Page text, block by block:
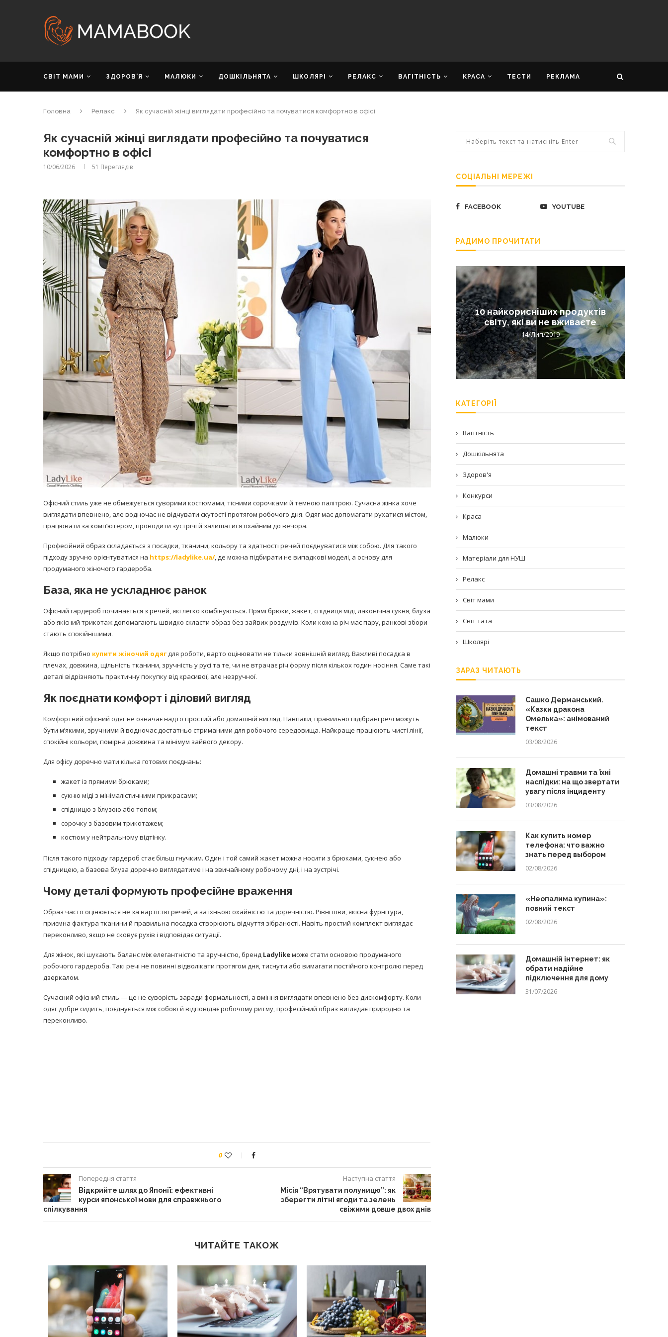
СВІТ МАМИ ЗДОРОВ’Я МАЛЮКИ ДОШКІЛЬНЯТА ШКОЛЯРІ РЕЛАКС ВАГІТНІСТЬ КРАСА ТЕСТИ РЕКЛАМА
Головна Релакс Як сучасній жінці виглядати професійно та почуватися комфортно в офісі
Як сучасній жінці виглядати професійно та почуватися
комфортно в офісі
10/06/2026 51 Переглядів
Офісний стиль уже не обмежується суворими костюмами, тісними сорочками й темною палітрою. Сучасна жінка хоче
виглядати впевнено, але водночас не відчувати скутості протягом робочого дня. Одяг має допомагати рухатися містом,
працювати за комп’ютером, проводити зустрічі й залишатися охайним до вечора.
Професійний образ складається з посадки, тканини, кольору та здатності речей поєднуватися між собою. Для такого
підходу зручно орієнтуватися на https://ladylike.ua/, де можна підбирати не випадкові моделі, а основу для
продуманого жіночого гардероба.
База, яка не ускладнює ранок
Офісний гардероб починається з речей, які легко комбінуються. Прямі брюки, жакет, спідниця міді, лаконічна сукня, блуза
або якісний трикотаж допомагають швидко скласти образ без зайвих роздумів. Коли кожна річ має пару, ранкові збори
стають спокійнішими.
Якщо потрібно купити жіночий одягдля роботи, варто оцінювати не тільки зовнішній вигляд. Важливі посадка в
плечах, довжина, щільність тканини, зручність у русі та те, чи не втрачає річ форму після кількох годин носіння. Саме такі
деталі відрізняють практичну покупку від красивої, але незручної.
Як поєднати комфорт і діловий вигляд
Комфортний офісний одяг не означає надто простий або домашній вигляд. Навпаки, правильно підібрані речі можуть
бути м’якими, зручними й водночас достатньо стриманими для робочого середовища. Найкраще працюють чисті лінії,
спокійні кольори, помірна довжина та мінімум зайвого декору.
Для офісу доречно мати кілька готових поєднань:
жакет із прямими брюками;
сукню міді з мінімалістичними прикрасами;
спідницю з блузою або топом;
сорочку з базовим трикотажем;
костюм у нейтральному відтінку.
Після такого підходу гардероб стає більш гнучким. Один і той самий жакет можна носити з брюками, сукнею або
спідницею, а базова блуза доречно виглядатиме і на звичайному робочому дні, і на зустрічі.
Чому деталі формують професійне враження
Образ часто оцінюється не за вартістю речей, а за їхньою охайністю та доречністю. Рівні шви, якісна фурнітура,
приємна фактура тканини й правильна посадка створюють відчуття зібраності. Навіть простий комплект виглядає
переконливо, якщо не сковує рухів і відповідає ситуації.
Для жінок, які шукають баланс між елегантністю та зручністю, бренд Ladylikeможе стати основою продуманого
робочого гардероба. Такі речі не повинні відволікати протягом дня, тиснути або вимагати постійного контролю перед
дзеркалом.
Сучасний офісний стиль — це не суворість заради формальності, а вміння виглядати впевнено без дискомфорту. Коли
одяг добре сидить, поєднується між собою й відповідає робочому ритму, професійний образ виглядає природно та
переконливо.
0
Попередня стаття
Відкрийте шлях до Японії: ефективні
курси японської мови для справжнього
спілкування
Наступна стаття
Місія “Врятувати полуницю”: як
зберегти літні ягоди та зелень
свіжими довше двох днів
ЧИТАЙТЕ ТАКОЖ
СОЦІАЛЬНІ МЕРЕЖІ
FACEBOOK YOUTUBE
РАДИМО ПРОЧИТАТИ
принимать
никакого кипятка
Лікарі назвали симптоми
коронавірусу в дітей
14/Бер/2020
Попробуйте рецепт
легендарного супа доктора
Моро, который без...
08/Січ/2021
10 найкорисніших продуктів
світу, які ви не вживаєте
14/Лип/2019
КАТЕГОРІЇ
Вагітність
Дошкільнята
Здоров'я
Конкурси
Краса
Малюки
Матеріали для НУШ
Релакс
Світ мами
Світ тата
Школярі
ЗАРАЗ ЧИТАЮТЬ
Сашко Дерманський.
«Казки дракона
Омелька»: анімований
текст
03/08/2026
Домашні травми та їхні
наслідки: на що звертати
увагу після інциденту
03/08/2026
Как купить номер
телефона: что важно
знать перед выбором
02/08/2026
«Неопалима купина»:
повний текст
02/08/2026
Домашній інтернет: як
обрати надійне
підключення для дому
31/07/2026